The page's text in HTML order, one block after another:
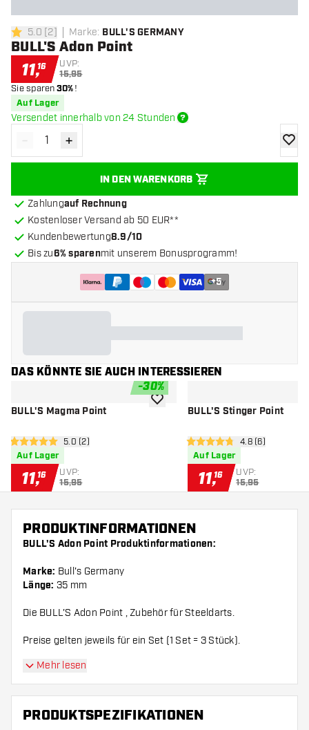
5 Bewertungssterne
5.0 [2] Marke: BULL'S GERMANY
BULL'S Adon Point
11,16 UVP:
15,95
Sie sparen30%!
Auf Lager
Versendet innerhalb von 24 Stunden
Menge verringern
- Menge erhöhen
+
IN DEN WARENKORB
Zur
Zahlungauf Rechnung
Kostenloser Versand ab 50 EUR**
Kundenbewertung8.9/10
Bis zu6% sparenmit unserem Bonusprogramm!
+5
DAS KÖNNTE SIE AUCH INTERESSIEREN
-30%
BULL'S Magma Point
Bewertungsbereich öffnen
5 Bewertungssterne
5.0 (2)
Auf Lager
11,16 UVP:
15,95
Zur Wunschliste hinzufügen
BULL'S Stinger Point
4.8 Bewertungssterne
4.8 (6)
Auf Lager
11,16 UVP:
15,95
PRODUKTINFORMATIONEN
BULL'S Adon Point Produktinformationen:
Marke: Bull's Germany
Länge: 35 mm
Die BULL'S Adon Point , Zubehör für Steeldarts.
Preise gelten jeweils für ein Set (1 Set = 3 Stück).
Mehr lesen
PRODUKTSPEZIFIKATIONEN